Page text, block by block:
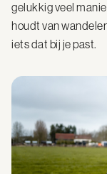
gelukkig veel
houdt van
iets dat bij je past.